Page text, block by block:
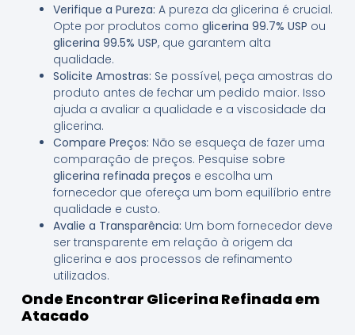
Verifique a Pureza: A pureza da glicerina é crucial.
Opte por produtos como glicerina 99.7% USP ou
glicerina 99.5% USP, que garantem alta
qualidade.
Solicite Amostras: Se possível, peça amostras do
produto antes de fechar um pedido maior. Isso
ajuda a avaliar a qualidade e a viscosidade da
glicerina.
Compare Preços: Não se esqueça de fazer uma
comparação de preços. Pesquise sobre
glicerina refinada preços e escolha um
fornecedor que ofereça um bom equilíbrio entre
qualidade e custo.
Avalie a Transparência: Um bom fornecedor deve
ser transparente em relação à origem da
glicerina e aos processos de refinamento
utilizados.
Onde Encontrar Glicerina Refinada em
Atacado